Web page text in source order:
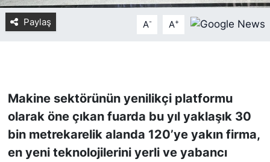
Paylaş A- A+
Makine sektörünün yenilikçi platformu
olarak öne çıkan fuarda bu yıl yaklaşık 30
bin metrekarelik alanda 120’ye yakın firma,
en yeni teknolojilerini yerli ve yabancı
KONGRE HABERLERİ
BİYOGRAFİLER